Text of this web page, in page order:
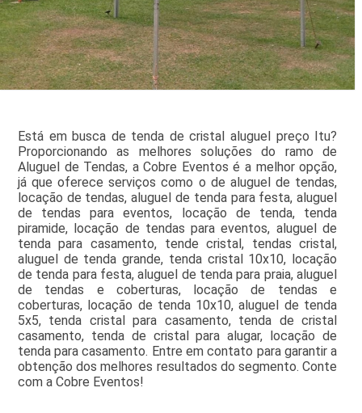
Está em busca de tenda de cristal aluguel preço Itu?
Proporcionando as melhores soluções do ramo de
Aluguel de Tendas, a Cobre Eventos é a melhor opção,
já que oferece serviços como o de aluguel de tendas,
locação de tendas, aluguel de tenda para festa, aluguel
de tendas para eventos, locação de tenda, tenda
piramide, locação de tendas para eventos, aluguel de
tenda para casamento, tende cristal, tendas cristal,
aluguel de tenda grande, tenda cristal 10x10, locação
de tenda para festa, aluguel de tenda para praia, aluguel
de tendas e coberturas, locação de tendas e
coberturas, locação de tenda 10x10, aluguel de tenda
5x5, tenda cristal para casamento, tenda de cristal
casamento, tenda de cristal para alugar, locação de
tenda para casamento. Entre em contato para garantir a
obtenção dos melhores resultados do segmento. Conte
com a Cobre Eventos!